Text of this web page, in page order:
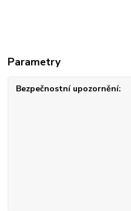
Parametry
Bezpečnostní upozornění